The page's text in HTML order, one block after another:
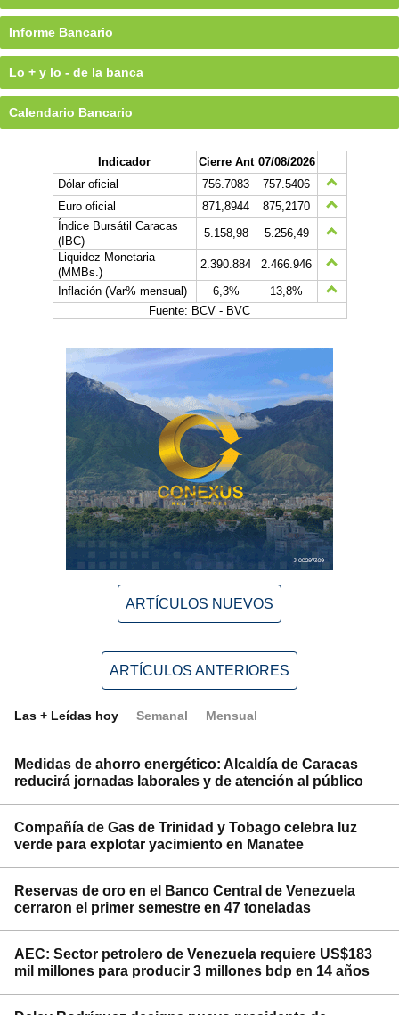
Informe Bancario
Lo + y lo - de la banca
Calendario Bancario
Indicador Cierre Ant 07/08/2026
Dólar oficial
756.7083
757.5406
Euro oficial
871,8944
875,2170
Índice Bursátil Caracas
(IBC)
5.158,98
5.256,49
Liquidez Monetaria
(MMBs.)
2.390.884
2.466.946
Inflación (Var% mensual)
6,3%
13,8%
Fuente: BCV - BVC
ARTÍCULOS NUEVOS
ARTÍCULOS ANTERIORES
Las + Leídas hoy Semanal Mensual
Medidas de ahorro energético: Alcaldía de Caracas
reducirá jornadas laborales y de atención al público
Compañía de Gas de Trinidad y Tobago celebra luz
verde para explotar yacimiento en Manatee
Reservas de oro en el Banco Central de Venezuela
cerraron el primer semestre en 47 toneladas
AEC: Sector petrolero de Venezuela requiere US$183
mil millones para producir 3 millones bdp en 14 años